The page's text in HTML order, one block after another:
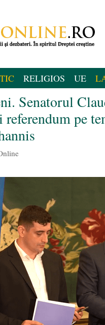
RELIGIOS UE
Senatorul
referendum pe